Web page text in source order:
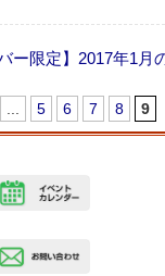
ー限定】2017年1月
5 6 7 8 9